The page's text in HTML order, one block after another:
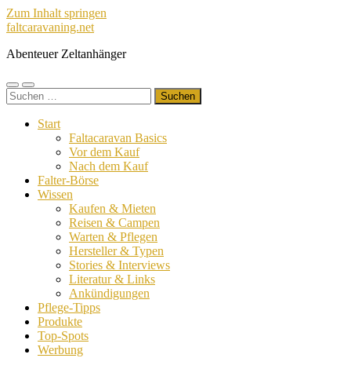
Zum Inhalt springen
faltcaravaning.net
Abenteuer Zeltanhänger
Mobile-
Menü
Suchfeld
ein-/ausblenden
Suchen
nach:
Start
Faltacaravan Basics
Vor dem Kauf
Nach dem Kauf
Falter-Börse
Wissen
Kaufen & Mieten
Reisen & Campen
Warten & Pflegen
Hersteller & Typen
Stories & Interviews
Literatur & Links
Ankündigungen
Pflege-Tipps
Produkte
Top-Spots
Werbung